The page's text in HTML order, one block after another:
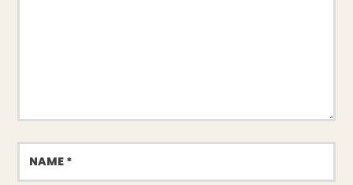
Name